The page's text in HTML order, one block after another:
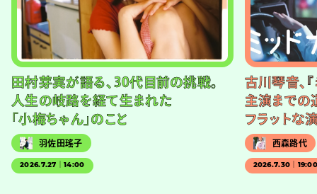
田村芽実が語る、30代目前の挑戦。
人生の岐路を経て生まれた
「小梅ちゃん」のこと
羽佐田瑤子
2026.7.27｜14:00
古川琴音、
主演までの
フラットな
西森路代
2026.7.30｜